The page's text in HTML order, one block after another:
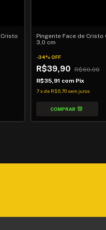
Pingente Face de Cristo
3,0 cm
-34% OFF
R$39,90
R$60,00
R$35,91 com Pix
7 x de R$5,70 sem juros